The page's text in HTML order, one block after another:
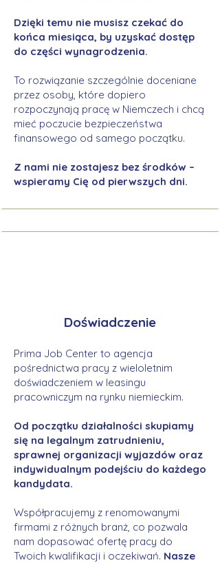
Dzięki temu nie musisz czekać do
końca miesiąca, by uzyskać dostęp
do części wynagrodzenia.
To rozwiązanie szczególnie doceniane
przez osoby, które dopiero
rozpoczynają pracę w Niemczech i chcą
mieć poczucie bezpieczeństwa
finansowego od samego początku.
Z nami nie zostajesz bez środków –
wspieramy Cię od pierwszych dni.
Doświadczenie
Prima Job Center to agencja
pośrednictwa pracy z wieloletnim
doświadczeniem w leasingu
pracowniczym na rynku niemieckim.
Od początku działalności skupiamy
się na legalnym zatrudnieniu,
sprawnej organizacji wyjazdów oraz
indywidualnym podejściu do każdego
kandydata.
Współpracujemy z renomowanymi
firmami z różnych branż, co pozwala
nam dopasować ofertę pracy do
Twoich kwalifikacji i oczekiwań. Nasze